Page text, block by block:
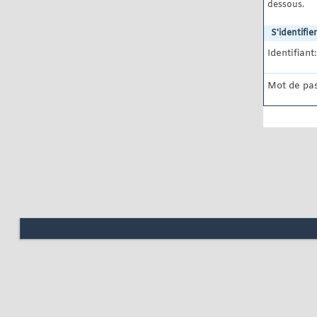
dessous.
S'identifier
Identifiant:
Mot de